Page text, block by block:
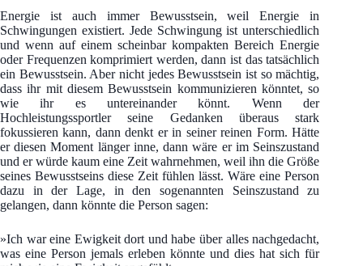
Energie ist auch immer Bewusstsein, weil Energie in
Schwingungen existiert. Jede Schwingung ist unterschiedlich
und wenn auf einem scheinbar kompakten Bereich Energie
oder Frequenzen komprimiert werden, dann ist das tatsächlich
ein Bewusstsein. Aber nicht jedes Bewusstsein ist so mächtig,
dass ihr mit diesem Bewusstsein kommunizieren könntet, so
wie ihr es untereinander könnt. Wenn der
Hochleistungssportler seine Gedanken überaus stark
fokussieren kann, dann denkt er in seiner reinen Form. Hätte
er diesen Moment länger inne, dann wäre er im Seinszustand
und er würde kaum eine Zeit wahrnehmen, weil ihn die Größe
seines Bewusstseins diese Zeit fühlen lässt. Wäre eine Person
dazu in der Lage, in den sogenannten Seinszustand zu
gelangen, dann könnte die Person sagen:
»Ich war eine Ewigkeit dort und habe über alles nachgedacht,
was eine Person jemals erleben könnte und dies hat sich für